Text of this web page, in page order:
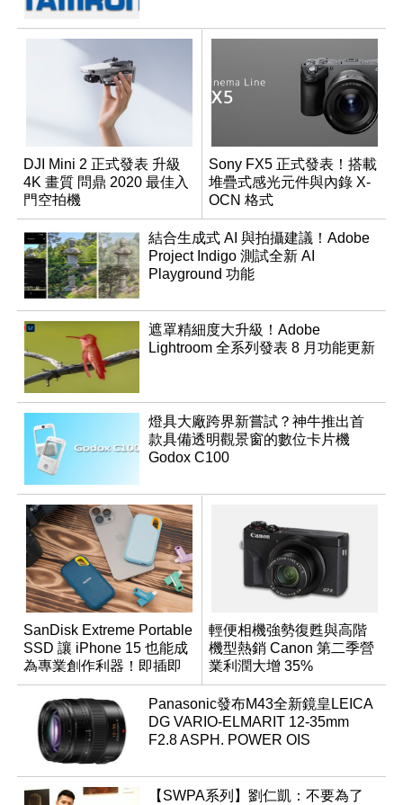
DJI Mini 2 正式發表 升級
4K 畫質 問鼎 2020 最佳入
門空拍機
Sony FX5 正式發表！搭載
堆疊式感光元件與內錄 X-
OCN 格式
結合生成式 AI 與拍攝建議！Adobe
Project Indigo 測試全新 AI
Playground 功能
遮罩精細度大升級！Adobe
Lightroom 全系列發表 8 月功能更新
燈具大廠跨界新嘗試？神牛推出首
款具備透明觀景窗的數位卡片機
Godox C100
SanDisk Extreme Portable
SSD 讓 iPhone 15 也能成
為專業創作利器！即插即
用超便利，更有大容量與
高效能！
輕便相機強勢復甦與高階
機型熱銷 Canon 第二季營
業利潤大增 35%
Panasonic發布M43全新鏡皇LEICA
DG VARIO-ELMARIT 12-35mm
F2.8 ASPH. POWER OIS
【SWPA系列】劉仁凱：不要為了